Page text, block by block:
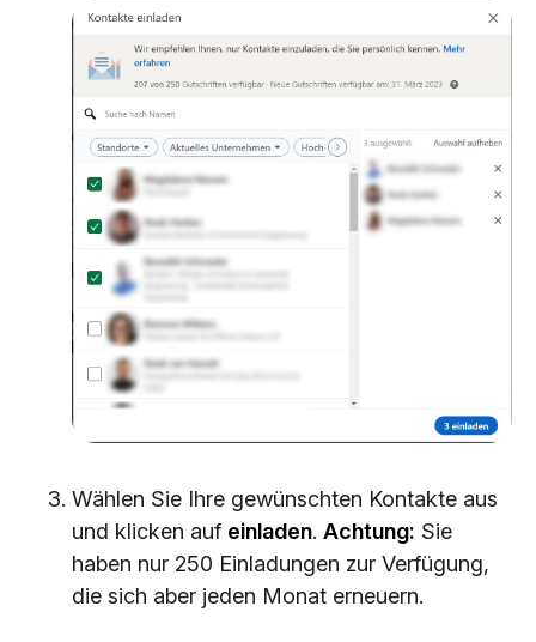
Wählen Sie Ihre gewünschten Kontakte aus
und klicken auf einladen. Achtung: Sie
haben nur 250 Einladungen zur Verfügung,
die sich aber jeden Monat erneuern.